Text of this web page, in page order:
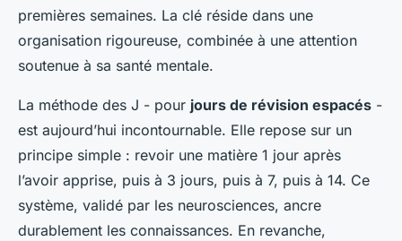
premières semaines. La clé réside dans une
organisation rigoureuse, combinée à une attention
soutenue à sa santé mentale.
La méthode des J - pour jours de révision espacés -
est aujourd’hui incontournable. Elle repose sur un
principe simple : revoir une matière 1 jour après
l’avoir apprise, puis à 3 jours, puis à 7, puis à 14. Ce
système, validé par les neurosciences, ancre
durablement les connaissances. En revanche,